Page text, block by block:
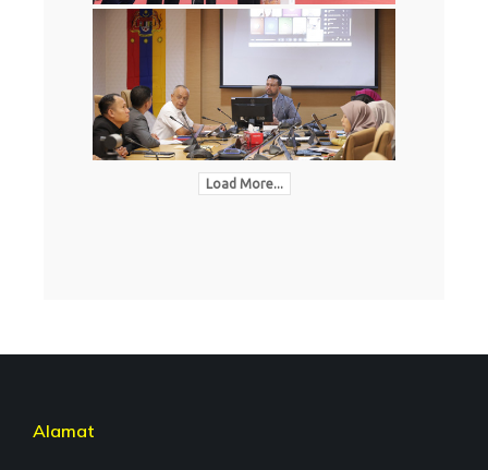
Load More...
Alamat